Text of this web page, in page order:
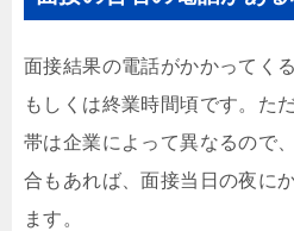
面接結果の電話がかかってく
もしくは終業時間頃です。た
帯は企業によって異なるので
合もあれば、面接当日の夜に
ます。